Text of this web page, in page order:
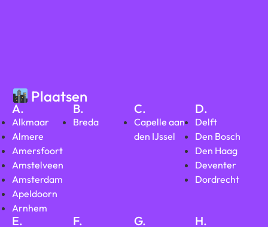
Plaatsen
A.
Alkmaar
Almere
Amersfoort
Amstelveen
Amsterdam
Apeldoorn
Arnhem
B.
Breda
C.
Capelle aan
den IJssel
D.
Delft
Den Bosch
Den Haag
Deventer
Dordrecht
E. F. G. H.